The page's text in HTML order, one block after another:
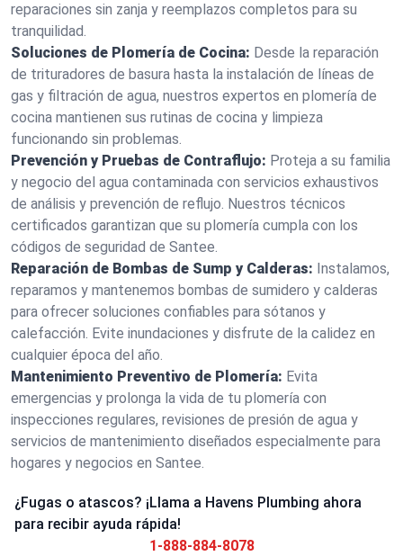
reparaciones sin zanja y reemplazos completos para su
tranquilidad.
Soluciones de Plomería de Cocina: Desde la reparación
de trituradores de basura hasta la instalación de líneas de
gas y filtración de agua, nuestros expertos en plomería de
cocina mantienen sus rutinas de cocina y limpieza
funcionando sin problemas.
Prevención y Pruebas de Contraflujo: Proteja a su familia
y negocio del agua contaminada con servicios exhaustivos
de análisis y prevención de reflujo. Nuestros técnicos
certificados garantizan que su plomería cumpla con los
códigos de seguridad de Santee.
Reparación de Bombas de Sump y Calderas: Instalamos,
reparamos y mantenemos bombas de sumidero y calderas
para ofrecer soluciones confiables para sótanos y
calefacción. Evite inundaciones y disfrute de la calidez en
cualquier época del año.
Mantenimiento Preventivo de Plomería: Evita
emergencias y prolonga la vida de tu plomería con
inspecciones regulares, revisiones de presión de agua y
servicios de mantenimiento diseñados especialmente para
hogares y negocios en Santee.
¿Fugas o atascos? ¡Llama a Havens Plumbing ahora
para recibir ayuda rápida!
1-888-884-8078